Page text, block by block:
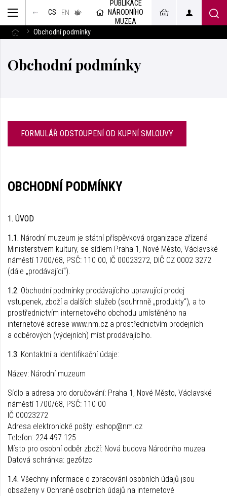
CS EN
v českém
jazyce
PUBLIKACE
NÁRODNÍHO
MUZEA
Obchodní podmínky
Obchodní podmínky
FORMULÁŘ ODSTOUPENÍ OD KUPNÍ SMLOUVY
OBCHODNÍ PODMÍNKY
1. ÚVOD
1.1. Národní muzeum je státní příspěvková organizace zřízená
Ministerstvem kultury, se sídlem Praha 1, Nové Město, Václavské
náměstí 1700/68, PSČ: 110 00, IČ 00023272, DIČ CZ 0002 3272
(dále „prodávající“).
1.2. Obchodní podmínky prodávajícího upravující prodej
vstupenek, zboží a dalších služeb (souhrnně „produkty“), a to
prostřednictvím internetového obchodu umístěného na
internetové adrese www.nm.cz a prostřednictvím prodejních
a odběrových (výdejních) míst prodávajícího.
1.3. Kontaktní a identifikační údaje:
Název: Národní muzeum
Sídlo a adresa pro doručování: Praha 1, Nové Město, Václavské
náměstí 1700/68, PSČ: 110 00
IČ 00023272
Adresa elektronické pošty: eshop@nm.cz
Telefon: 224 497 125
Místo pro osobní odběr zboží: Nová budova Národního muzea
Datová schránka: gez6tzc
1.4. Všechny informace o zpracování osobních údajů jsou
obsaženy v Ochraně osobních údajů na internetové